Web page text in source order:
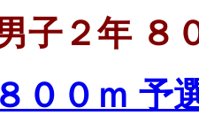
子２年 ８
００ｍ 予